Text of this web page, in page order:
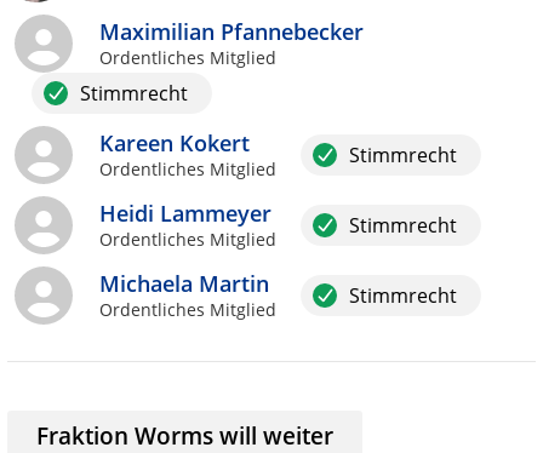
Maximilian Pfannebecker
Ordentliches Mitglied
Stimmrecht
Kareen Kokert
Ordentliches Mitglied
Stimmrecht
Heidi Lammeyer
Ordentliches Mitglied
Stimmrecht
Michaela Martin
Ordentliches Mitglied
Stimmrecht
Fraktion Worms will weiter